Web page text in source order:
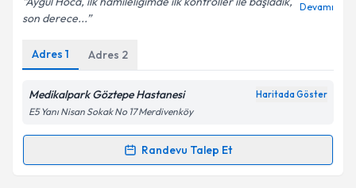
Kişisel verilerimin işlenmesine ilişkinAydınlatma
Metni'ni okudum ve kişisel verilerimin belirtilen
kapsamda işlenmesini kabul ediyorum.
Takvim Talebini Gönder
son derece...
Devamı
Adres 1 Adres 2
Medikalpark Göztepe Hastanesi Haritada Göster
E5 Yanı Nisan Sokak No 17 Merdivenköy
Randevu Talep Et
Randevu Takvimi Talebi